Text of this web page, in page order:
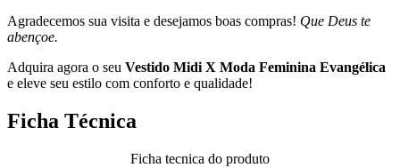
Agradecemos sua visita e desejamos boas compras! Que Deus te
abençoe.
Adquira agora o seu Vestido Midi X Moda Feminina Evangélica
e eleve seu estilo com conforto e qualidade!
Ficha Técnica
Ficha tecnica do produto